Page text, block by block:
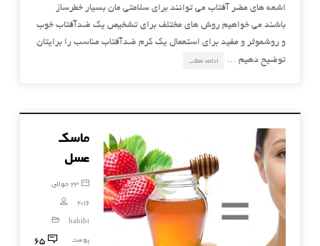
اشعه های مضر آفتاب می توانند برای سلامتی مان بسیار خطرساز
باشند می خواهیم روش های مختلف برای تشخیص یک ضدآفتاب خوب
و روشموثر و مفید برای استعمال یک کرم ضدآفتاب مناسب را برایتان
توضیح دهیم …
ادامه مطلب
ماسک
عسل
23 جولای,
2016
habibi
پوست
65